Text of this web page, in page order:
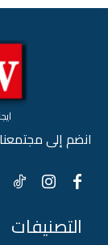
التصنيفات
انضم إلى